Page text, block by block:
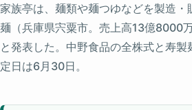
家族亭は、麺類や麺つゆなどを製造
麺（兵庫県宍粟市。売上高13億8000
と発表した。中野食品の全株式と寿
定日は6月30日。